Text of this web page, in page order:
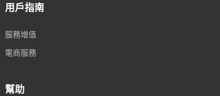
用戶指南
服務增值
電商服務
幫助